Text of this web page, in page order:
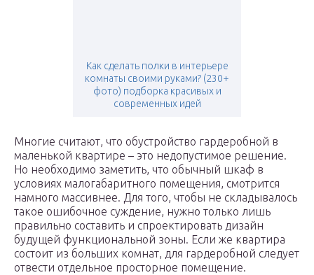
Как сделать полки в интерьере
комнаты своими руками? (230+
фото) подборка красивых и
современных идей
Многие считают, что обустройство гардеробной в
маленькой квартире – это недопустимое решение.
Но необходимо заметить, что обычный шкаф в
условиях малогабаритного помещения, смотрится
намного массивнее. Для того, чтобы не складывалось
такое ошибочное суждение, нужно только лишь
правильно составить и спроектировать дизайн
будущей функциональной зоны. Если же квартира
состоит из больших комнат, для гардеробной следует
отвести отдельное просторное помещение.